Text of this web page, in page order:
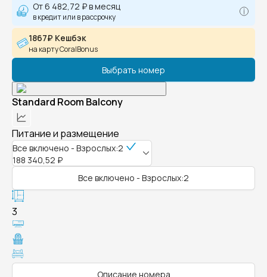
От6 482,72 ₽в месяц
в кредит или в рассрочку
1867₽ Кешбэк
на карту CoralBonus
Выбрать номер
Standard Room Balcony
Питание и размещение
Все включено - Взрослых:2
188 340,52 ₽
Все включено - Взрослых:2
3
Описание номера